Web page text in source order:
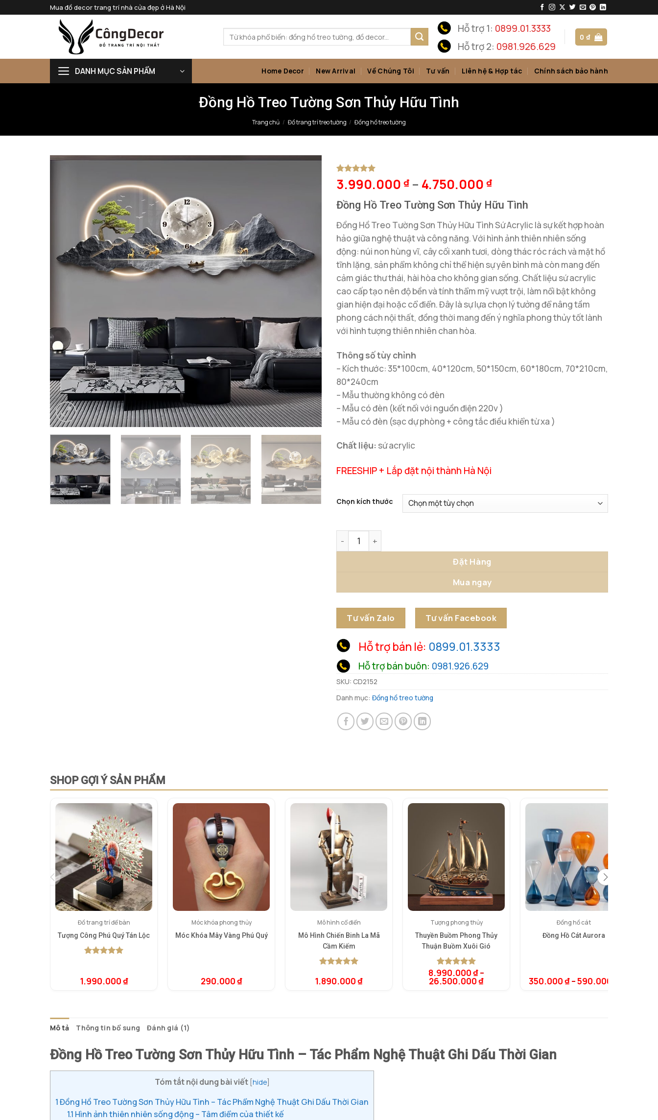
Mua đồ decor trang trí nhà cửa đẹp ở Hà Nội
kiếm:
Hỗ trợ 1: 0899.01.3333
Hỗ trợ 2: 0981.926.629
0₫
DANH MỤC SẢN PHẨM Home Decor New Arrival Về Chúng Tôi Tư vấn Liên hệ & Hợp tác Chính sách bảo hành
Đồng Hồ Treo Tường Sơn Thủy Hữu Tình
Trang chủ / Đồ trang trí treo tường / Đồng hồ treo tường
5trên 5
dựa trên
1
3.990.000 ₫ – 4.750.000 ₫
Đồng Hồ Treo Tường Sơn Thủy Hữu Tình
Đồng Hồ Treo Tường Sơn Thủy Hữu Tình Sứ Acrylic là sự kết hợp hoàn
hảo giữa nghệ thuật và công năng. Với hình ảnh thiên nhiên sống
động: núi non hùng vĩ, cây cối xanh tươi, dòng thác róc rách và mặt hồ
tĩnh lặng, sản phẩm không chỉ thể hiện sự yên bình mà còn mang đến
cảm giác thư thái, hài hòa cho không gian sống. Chất liệu sứ acrylic
cao cấp tạo nên độ bền và tính thẩm mỹ vượt trội, làm nổi bật không
gian hiện đại hoặc cổ điển. Đây là sự lựa chọn lý tưởng để nâng tầm
phong cách nội thất, đồng thời mang đến ý nghĩa phong thủy tốt lành
với hình tượng thiên nhiên chan hòa.
Thông số tùy chỉnh
– Kích thước: 35*100cm, 40*120cm, 50*150cm, 60*180cm, 70*210cm,
80*240cm
– Mẫu thường không có đèn
– Mẫu có đèn (kết nối với nguồn điện 220v )
– Mẫu có đèn (sạc dự phòng + công tắc điều khiển từ xa )
Chất liệu: sứ acrylic
FREESHIP + Lắp đặt nội thành Hà Nội
Chọn kích thước
Đồng Hồ Treo Tường Sơn Thủy Hữu Tình số lượng
Đặt Hàng
Mua ngay
Tư vấn Zalo Tư vấn Facebook
Hỗ trợ bán lẻ: 0899.01.3333
Hỗ trợ bán buôn: 0981.926.629
SKU: CD2152
Danh mục: Đồng hồ treo tường
SHOP GỢI Ý SẢN PHẨM
Đồ trang trí để bàn
Tượng Công Phú Quý Tán Lộc
đánh giá
1.990.000₫
Móc khóa phong thủy
Móc Khóa Mây Vàng Phú Quý
290.000₫
Mô hình cổ điển
Mô Hình Chiến Binh La Mã
Cầm Kiếm
dựa trên
1.890.000₫
Tượng phong thủy
Thuyền Buồm Phong Thủy
Thuận Buồm Xuôi Gió
5.00trên 5
dựa trên
1
8.990.000₫–
26.500.000₫
Đồng hồ cát
Đồng Hồ Cát Aurora
350.000₫–590.000
Mô tả Thông tin bổ sung Đánh giá (1)
Đồng Hồ Treo Tường Sơn Thủy Hữu Tình – Tác Phẩm Nghệ Thuật Ghi Dấu Thời Gian
Tóm tắt nội dung bài viết [hide]
1Đồng Hồ Treo Tường Sơn Thủy Hữu Tình – Tác Phẩm Nghệ Thuật Ghi Dấu Thời Gian
1.1 Hình ảnh thiên nhiên sống động – Tâm điểm của thiết kế